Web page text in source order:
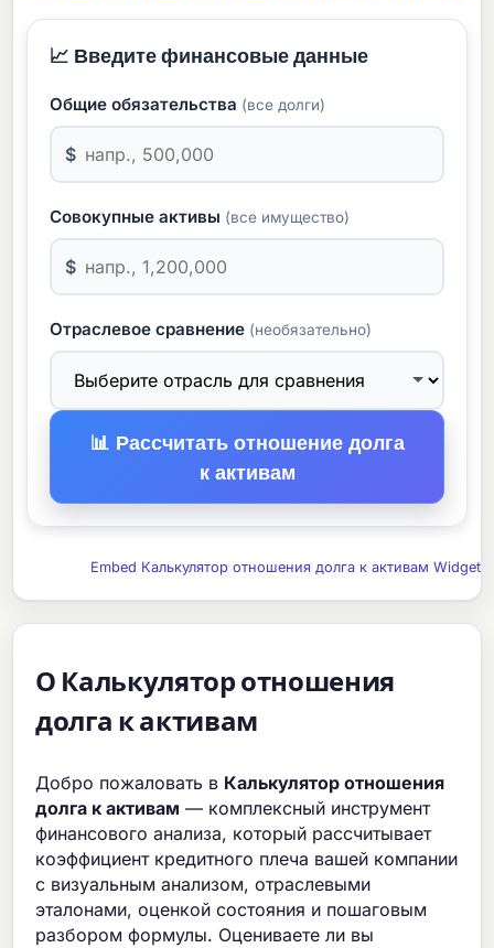
📈 Введите финансовые данные
Общие обязательства (все долги)
$
Совокупные активы (все имущество)
$
Отраслевое сравнение (необязательно)
📊 Рассчитать отношение долга
к активам
Embed Калькулятор отношения долга к активам Widget
О Калькулятор отношения
долга к активам
Добро пожаловать в Калькулятор отношения
долга к активам — комплексный инструмент
финансового анализа, который рассчитывает
коэффициент кредитного плеча вашей компании
с визуальным анализом, отраслевыми
эталонами, оценкой состояния и пошаговым
разбором формулы. Оцениваете ли вы